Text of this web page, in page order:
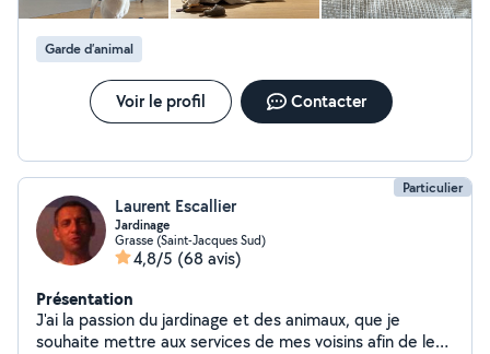
Garde d’animal
Voir le profil Contacter
Particulier
Laurent Escallier
Jardinage
Grasse (Saint-Jacques Sud)
4,8/5 (68 avis)
Présentation
J'ai la passion du jardinage et des animaux, que je
souhaite mettre aux services de mes voisins afin de les